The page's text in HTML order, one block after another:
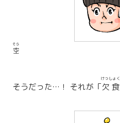
空
そら
そうだった…！ それが「欠食
けっしょく